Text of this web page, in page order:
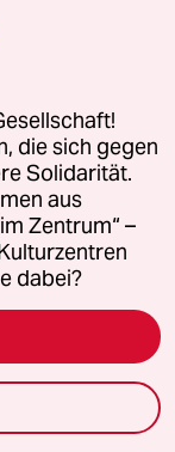
Sie
nicht.
Immer.
Muslim?
die sich gegen
Solidarität.
aus
Zentrum“ –
dabei?